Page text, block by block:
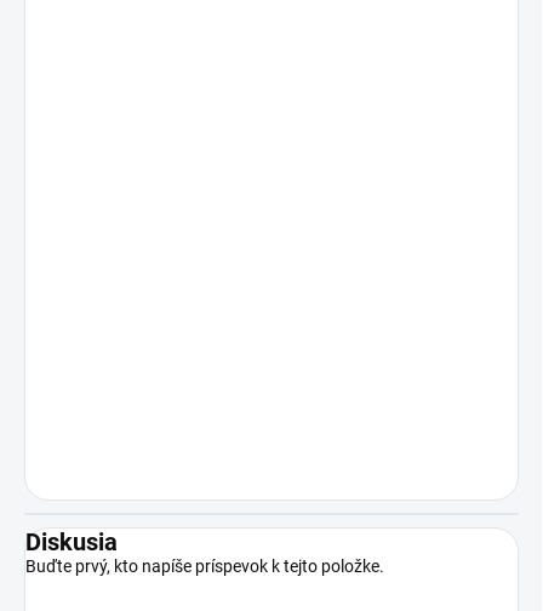
Diskusia
Buďte prvý, kto napíše príspevok k tejto položke.